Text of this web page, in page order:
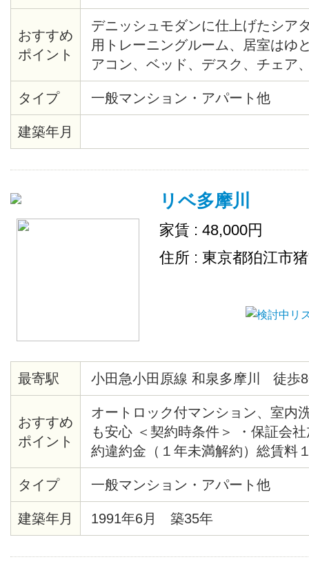
おすすめ
ポイント
デニッシュモダンに仕上げたシア
用トレーニングルーム、居室はゆ
アコン、ベッド、デスク、チェア
引っ越しも簡単。収納も十分です
タイプ
一般マンション・アパート他
建築年月
リベ多摩川
家賃 : 48,000円
住所 : 東京都狛江市
最寄駅 小田急小田原線 和泉多摩川 徒歩
おすすめ
ポイント
オートロック付マンション、室内
も安心 ＜契約時条件＞ ・保証会
約違約金（１年未満解約）総賃料
清掃代35,000円（税別）契約時徴
タイプ
一般マンション・アパート他
建築年月 1991年6月 築35年